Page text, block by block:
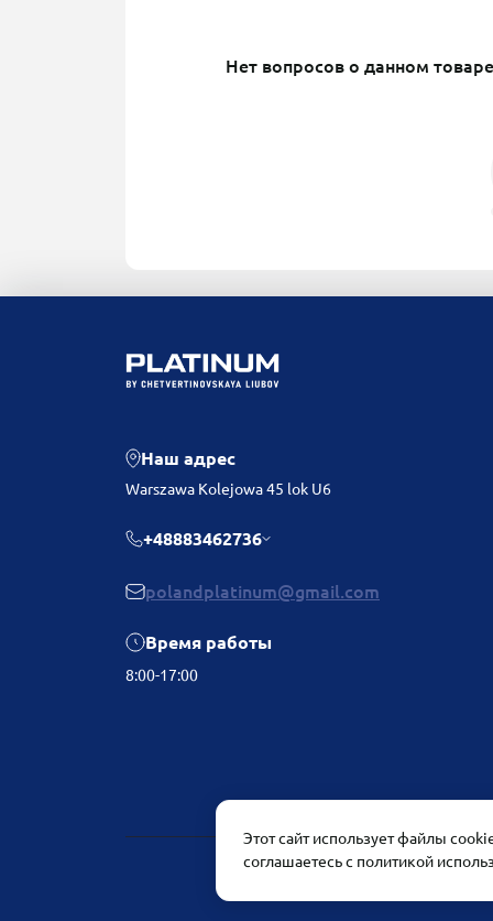
Нет вопросов о данном
Наш адрес
Warszawa Kolejowa 45 lok U6
+48883462736
polandplatinum@gmail.com
Время работы
8:00-17:00
Этот сайт использует файлы
соглашаетесь с политикой